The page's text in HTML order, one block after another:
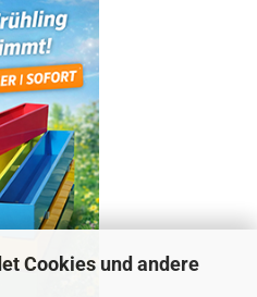
Cookies und andere